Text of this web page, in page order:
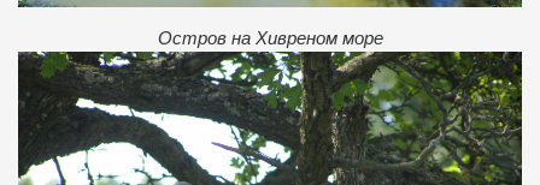
Остров на Хивреном море